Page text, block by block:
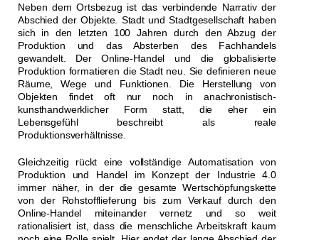
Neben dem Ortsbezug ist das verbindende Narrativ der
Abschied der Objekte. Stadt und Stadtgesellschaft haben
sich in den letzten 100 Jahren durch den Abzug der
Produktion und das Absterben des Fachhandels
gewandelt. Der Online-Handel und die globalisierte
Produktion formatieren die Stadt neu. Sie definieren neue
Räume, Wege und Funktionen. Die Herstellung von
Objekten findet oft nur noch in anachronistisch-
kunsthandwerklicher Form statt, die eher ein
Lebensgefühl beschreibt als reale
Produktionsverhältnisse.
Gleichzeitig rückt eine vollständige Automatisation von
Produktion und Handel im Konzept der Industrie 4.0
immer näher, in der die gesamte Wertschöpfungskette
von der Rohstofflieferung bis zum Verkauf durch den
Online-Handel miteinander vernetz und so weit
rationalisiert ist, dass die menschliche Arbeitskraft kaum